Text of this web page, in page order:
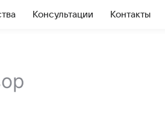
Консультации Контакты